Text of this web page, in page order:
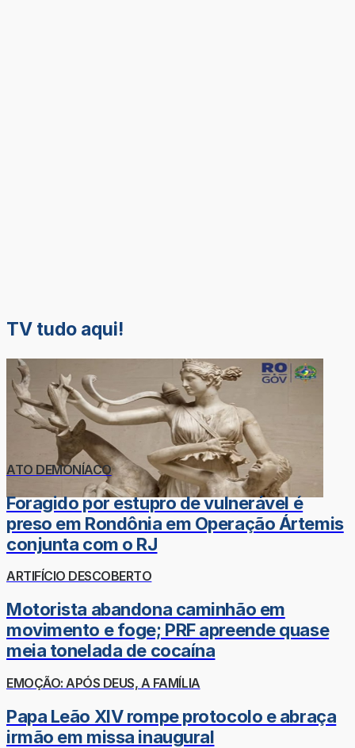
TV tudo aqui!
ATO DEMONÍACO
Foragido por estupro de vulnerável é
preso em Rondônia em Operação Ártemis
conjunta com o RJ
ARTIFÍCIO DESCOBERTO
Motorista abandona caminhão em
movimento e foge; PRF apreende quase
meia tonelada de cocaína
EMOÇÃO: APÓS DEUS, A FAMÍLIA
Papa Leão XIV rompe protocolo e abraça
irmão em missa inaugural